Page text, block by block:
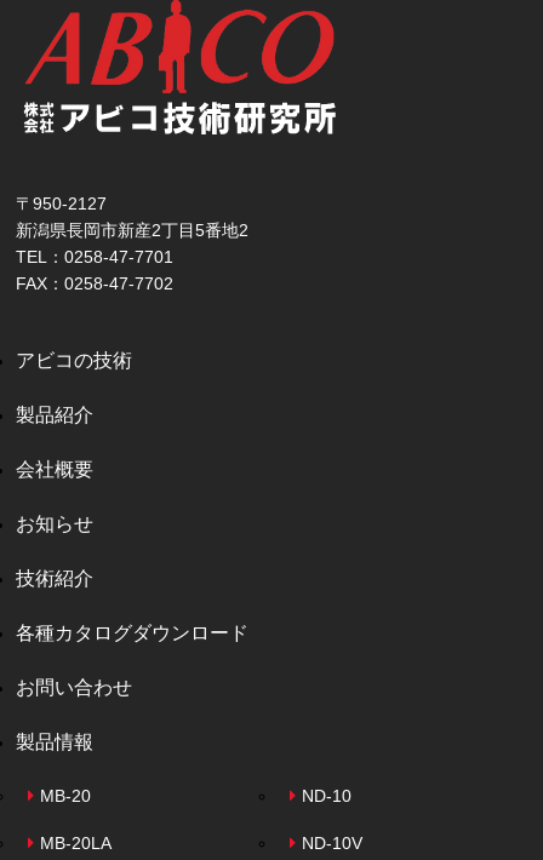
〒950-2127
新潟県長岡市新産2丁目5番地2
TEL：0258-47-7701
FAX：0258-47-7702
アビコの技術
製品紹介
会社概要
お知らせ
技術紹介
各種カタログダウンロード
お問い合わせ
製品情報
MB-20 ND-10
MB-20LA ND-10V